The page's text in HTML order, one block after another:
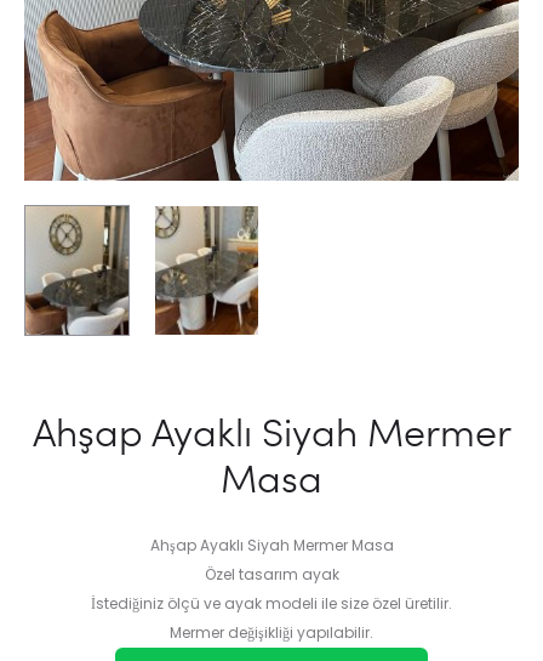
Ahşap Ayaklı Siyah Mermer
Masa
Ahşap Ayaklı Siyah Mermer Masa
Özel tasarım ayak
İstediğiniz ölçü ve ayak modeli ile size özel üretilir.
Mermer değişikliği yapılabilir.